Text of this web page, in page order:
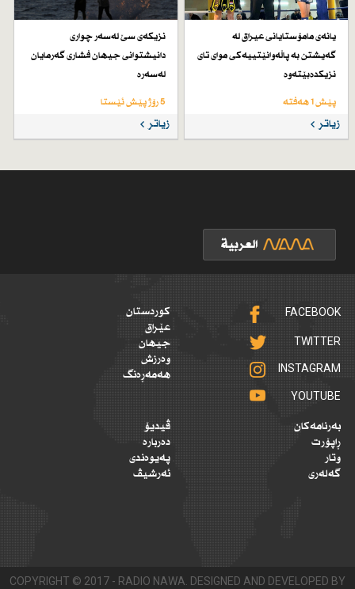
یانەی مامۆستایانی عیراق لە
گەیشتن بە پاڵەوانێتییەكی موای تای
نزیكدەبێتەوە
پێش 1 هەفتە
زیاتر
نزیكەی سێ لەسەر چواری
دانیشتوانی جیهان فشاری گەرمایان
لەسەرە
5 رۆژ پێش ئێستا
زیاتر
FACEBOOK
TWITTER
INSTAGRAM
YOUTUBE
کوردستان
عێراق
جیهان
وەرزش
هەمەڕەنگ
بەرنامەکان
ڕاپۆرت
وتار
گەلەری
ڤیدیۆ
دەربارە
پەیوەندی
ئەرشیڤ
COPYRIGHT © 2017 - RADIO NAWA. DESIGNED AND DEVELOPED BY